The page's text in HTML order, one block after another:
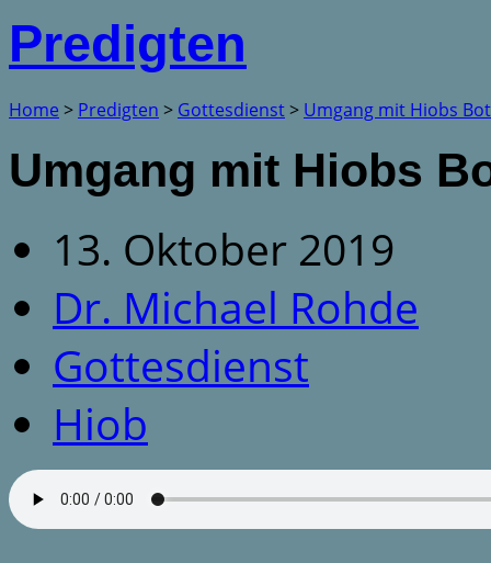
Predigten
Home > Predigten > Gottesdienst> Umgang mit Hiobs
Umgang mit Hiobs
13. Oktober 2019
Dr. Michael Rohde
Gottesdienst
Hiob